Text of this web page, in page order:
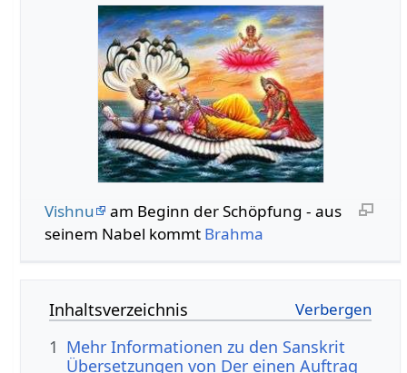
Vishnu
am Beginn der Schöpfung - aus
seinem Nabel kommt Brahma
Inhaltsverzeichnis
1 Mehr Informationen zu den Sanskrit
Übersetzungen von Der einen Auftrag